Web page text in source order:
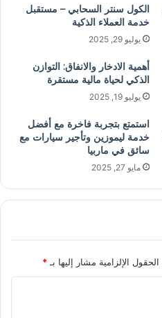
الكول سنتر السحابي – مستقبل
خدمة العملاء الذكية
يوليو 29, 2025
أهمية الادخار والانفاق: التوازن
الذكي لحياة مالية مستقرة
يوليو 19, 2025
استمتع بتجربة فاخرة مع أفضل
خدمة ليموزين وتأجير سيارات مع
سائق في ماربيا
مايو 27, 2025
الحقول الإلزامية مشار إليها بـ *